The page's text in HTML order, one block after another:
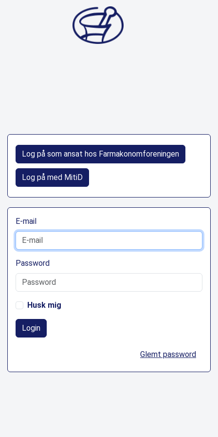
Log på som ansat hos Farmakonomforeningen
Log på med MitiD
E-mail
Password
Husk mig
Login
Glemt password